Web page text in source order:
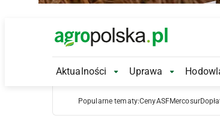
Main Logo
Aktualności Aktualności Submenu
Uprawa Uprawa
Popularne tematy:CenyASFMercosur